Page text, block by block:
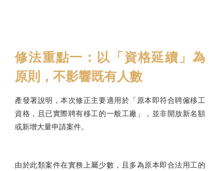
修法重點一：以「資格延續」為
原則，不影響既有人數
產發署說明，本次修正主要適用於「原本即符合聘僱移工
資格，且已實際聘有移工的一般工廠」，並非開放新名額
或新增大量申請案件。
由於此類案件在實務上屬少數，且多為原本即合法用工的